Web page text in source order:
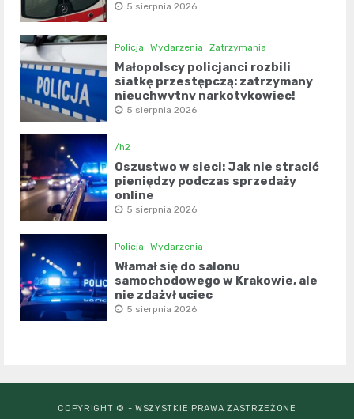
5 sierpnia 2026
Policja Wydarzenia Zatrzymania
Małopolscy policjanci rozbili
siatkę przestępczą: zatrzymany
nieuchwytny narkotykowiec!
5 sierpnia 2026
/h2
Oszustwo w sieci: Jak nie stracić
pieniędzy podczas sprzedaży
online
5 sierpnia 2026
Policja Wydarzenia
Włamał się do salonu
samochodowego w Krakowie, ale
nie zdążył uciec
5 sierpnia 2026
COPYRIGHT © - WSZYSTKIE PRAWA ZASTRZEŻONE